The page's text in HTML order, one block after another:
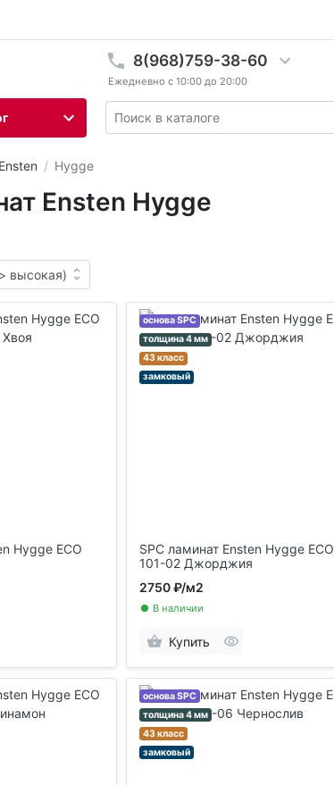
8(968)759-38-60
Ежедневно с 10:00 до 20:00
Ensten Hygge
Ensten Hygge
Hygge ECO
основа SPC
толщина 4 мм
43 класс
замковый
SPC ламинат Ensten Hygge ECO
101-02 Джорджия
2750 ₽/м2
В наличии
Купить
основа SPC
толщина 4 мм
43 класс
замковый